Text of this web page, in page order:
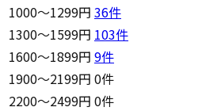
1000〜1299円 36件
1300〜1599円 103件
1600〜1899円 9件
1900〜2199円 0件
2200〜2499円 0件